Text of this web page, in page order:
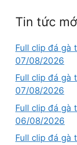
Tin tức
Full clip đá gà
07/08/2026
Full clip đá gà
07/08/2026
Full clip đá gà
06/08/2026
Full clip đá gà